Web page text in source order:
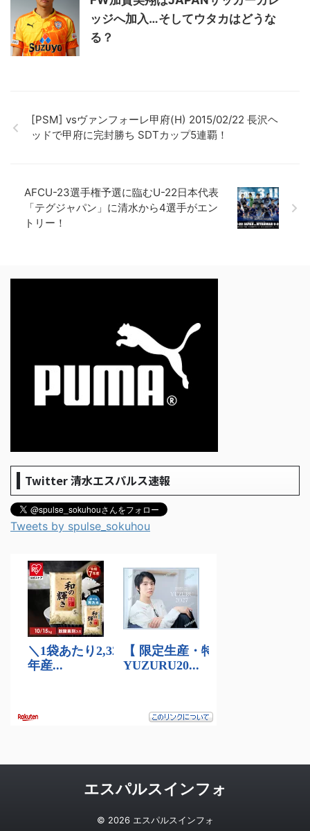
ッジへ加入…そしてウタカはどうな
る？
[PSM] vsヴァンフォーレ甲府(H) 2015/02/22 長沢ヘ
ッドで甲府に完封勝ち SDTカップ5連覇！
AFCU-23選手権予選に臨むU-22日本代表
「テグジャパン」に清水から4選手がエン
トリー！
Twitter 清水エスパルス速報
Tweets by spulse_sokuhou
エスパルスインフォ
© 2026 エスパルスインフォ